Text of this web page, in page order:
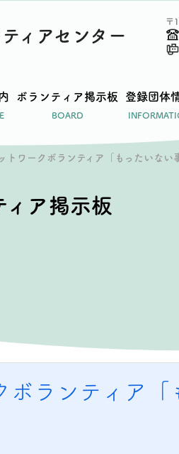
ィアセンター
〒
ボランティア掲示板
BOARD
登録団体
トワークボランティア「もったいない
ィア掲示板
ランティア「